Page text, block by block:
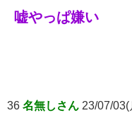
嘘やっぱ嫌い
36 名無しさん 23/07/